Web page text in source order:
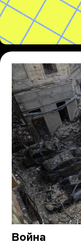
Война